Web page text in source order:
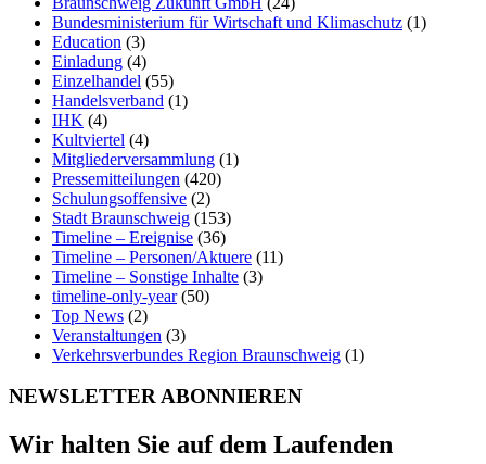
Bundesministerium für Wirtschaft und Klimaschutz (1)
Education (3)
Einladung (4)
Einzelhandel (55)
Handelsverband (1)
IHK (4)
Kultviertel (4)
Mitgliederversammlung (1)
Pressemitteilungen (420)
Schulungsoffensive (2)
Stadt Braunschweig (153)
Timeline – Ereignise (36)
Timeline – Personen/Aktuere (11)
Timeline – Sonstige Inhalte (3)
timeline-only-year(50)
Top News (2)
Veranstaltungen (3)
Verkehrsverbundes Region Braunschweig (1)
NEWSLETTER ABONNIEREN
Wir halten Sie auf dem Laufenden